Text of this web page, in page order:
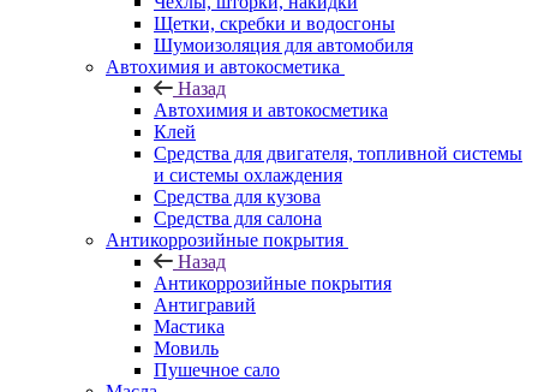
Щетки, скребки и водосгоны
Шумоизоляция для автомобиля
Автохимия и автокосметика
Назад
Автохимия и автокосметика
Клей
Средства для двигателя, топливной системы
и системы охлаждения
Средства для кузова
Средства для салона
Антикоррозийные покрытия
Назад
Антикоррозийные покрытия
Антигравий
Мастика
Мовиль
Пушечное сало